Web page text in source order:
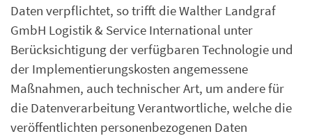
Daten verpflichtet, so trifft die Walther Landgraf
GmbH Logistik & Service International unter
Berücksichtigung der verfügbaren Technologie und
der Implementierungskosten angemessene
Maßnahmen, auch technischer Art, um andere für
die Datenverarbeitung Verantwortliche, welche die
veröffentlichten personenbezogenen Daten